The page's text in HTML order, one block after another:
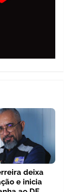
deixa
e inicia